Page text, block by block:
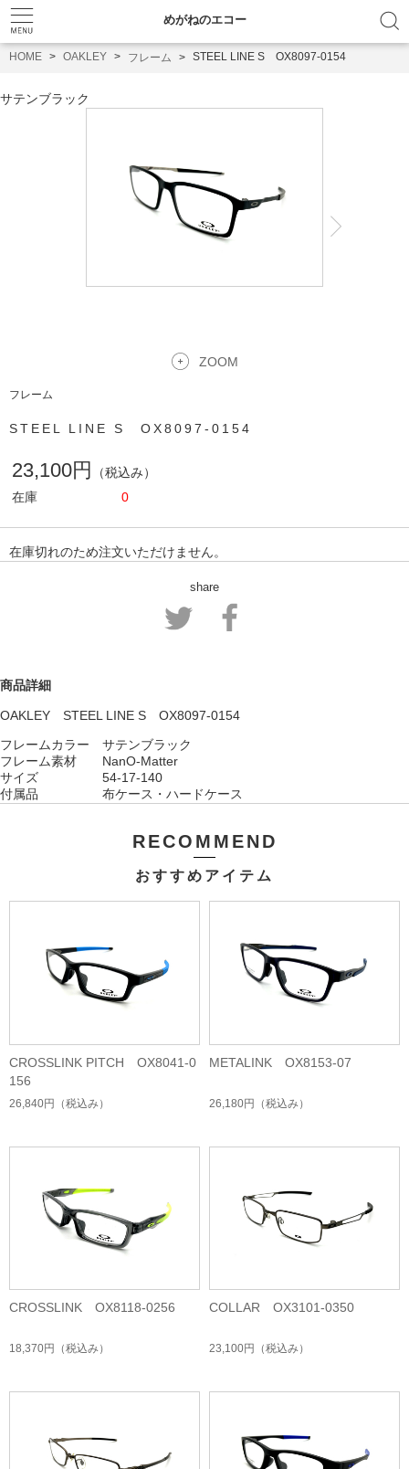
めがねのエコー
HOME OAKLEY フレーム STEEL LINE S OX8097-0154
サテンブラック
ZOOM
フレーム
STEEL LINE S OX8097-0154
23,100円
（税込み）
在庫
0
在庫切れのため注文いただけません。
share
商品詳細
OAKLEY STEEL LINE S OX8097-0154
フレームカラー サテンブラック
フレーム素材 NanO-Matter
サイズ 54-17-140
付属品 布ケース・ハードケース
RECOMMEND
おすすめアイテム
CROSSLINK PITCH OX8041-0
156
26,840円 （税込み）
METALINK OX8153-07
26,180円 （税込み）
CROSSLINK OX8118-0256
18,370円 （税込み）
COLLAR OX3101-0350
23,100円 （税込み）